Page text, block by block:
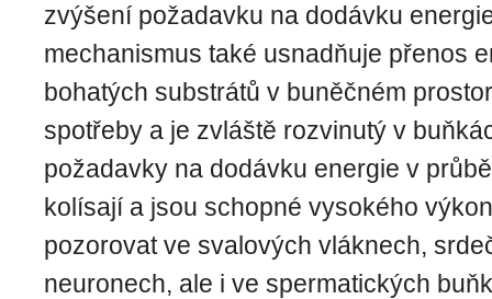
zvýšení požadavku na dodávku
mechanismus také usnadňuje přenos
bohatých substrátů v buněčném
spotřeby a je zvláště rozvinutý v
požadavky na dodávku energie v
kolísají a jsou schopné vysokého
pozorovat ve svalových vláknech,
neuronech, ale i ve spermatických